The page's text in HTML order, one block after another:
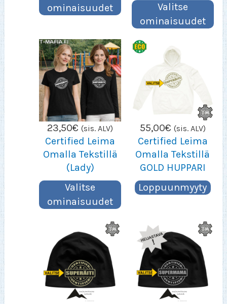
ominaisuudet
Valitse
ominaisuudet
23,50€ (sis. ALV)
Certified Leima
Omalla Tekstillä
(Lady)
Valitse
ominaisuudet
55,00€ (sis. ALV)
Certified Leima
Omalla Tekstillä
GOLD HUPPARI
Loppuunmyyty